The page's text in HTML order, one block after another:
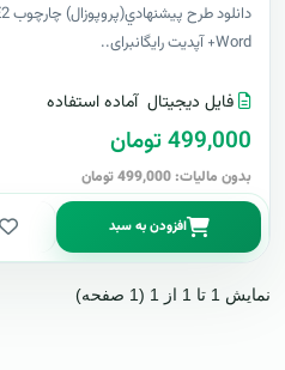
Word+ آپدیت رایگانبرای..
فایل دیجیتال آماده استفاده
499,000 تومان
بدون مالیات: 499,000 تومان
افزودن به سبد
نمایش 1 تا 1 از 1 (1 صفحه)